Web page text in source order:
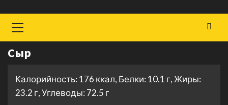
меню
Сыр
Калорийность: 176 ккал, Белки: 10.1 г, Жиры:
23.2 г, Углеводы: 72.5 г